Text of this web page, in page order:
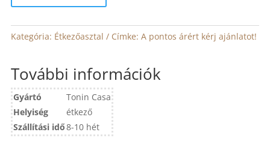
Kategória: Étkezőasztal Címke: A pontos árért kérj ajánlatot!
További információk
Gyártó
Tonin Casa
Helyiség
étkező
Szállítási idő8-10 hét